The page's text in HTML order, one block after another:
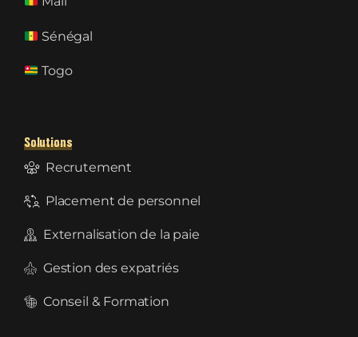
Sénégal
Togo
Solutions
Recrutement
Placement de personnel
Externalisation de la paie
Gestion des expatriés
Conseil & Formation